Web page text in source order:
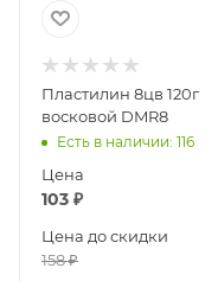
Пластилин 8цв 120г
восковой DMR8
Есть в наличии: 116
Цена
103 ₽
Цена до скидки
158₽